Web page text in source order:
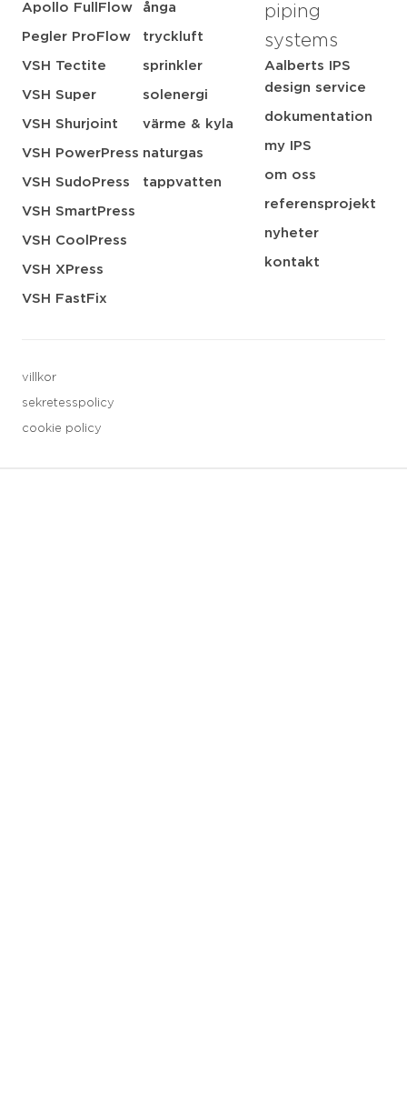
Apollo FullFlow
Pegler ProFlow
VSH Tectite
VSH Super
VSH Shurjoint
VSH PowerPress
VSH SudoPress
VSH SmartPress
VSH CoolPress
VSH XPress
VSH FastFix
ånga
tryckluft
sprinkler
solenergi
värme & kyla
naturgas
tappvatten
piping
systems
Aalberts IPS
design service
dokumentation
my IPS
om oss
referensprojekt
nyheter
kontakt
villkor
sekretesspolicy
cookie policy